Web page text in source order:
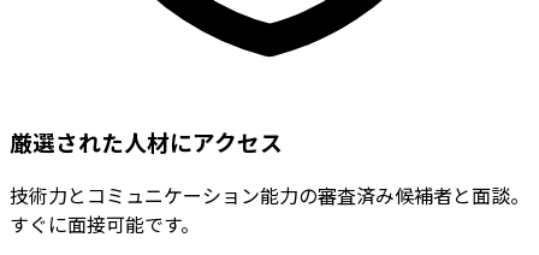
厳選された人材にアクセス
技術力とコミュニケーション能力の審査済み候補者と面談。
すぐに面接可能です。